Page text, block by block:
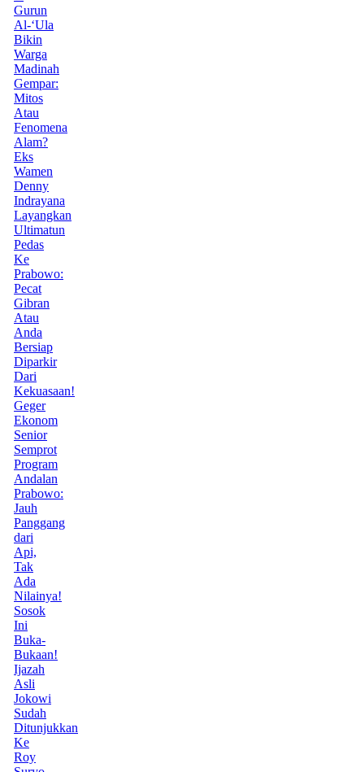
Gurun
Al-‘Ula
Bikin
Warga
Madinah
Gempar:
Mitos
Atau
Fenomena
Alam?
Eks
Wamen
Denny
Indrayana
Layangkan
Ultimatun
Pedas
Ke
Prabowo:
Pecat
Gibran
Atau
Anda
Bersiap
Diparkir
Dari
Kekuasaan!
Geger
Ekonom
Senior
Semprot
Program
Andalan
Prabowo:
Jauh
Panggang
dari
Api,
Tak
Ada
Nilainya!
Sosok
Ini
Buka-
Bukaan!
Ijazah
Asli
Jokowi
Sudah
Ditunjukkan
Ke
Roy